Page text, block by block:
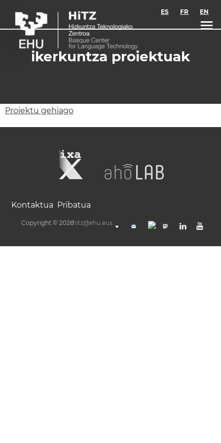
ES FR EN
ikerkuntza proiektuak
Proiektu gehiago
Kontaktua Pribatua
Copyright © 2026hitz@ehu.eus